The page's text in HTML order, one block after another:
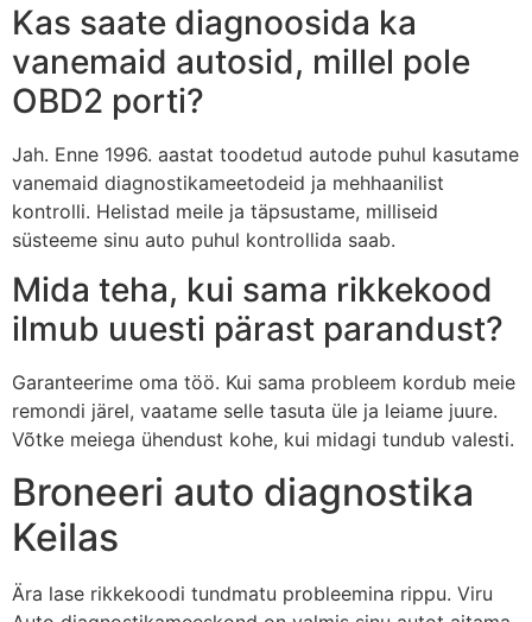
Kas saate diagnoosida ka
vanemaid autosid, millel pole
OBD2 porti?
Jah. Enne 1996. aastat toodetud autode puhul kasutame
vanemaid diagnostikameetodeid ja mehhaanilist
kontrolli. Helistad meile ja täpsustame, milliseid
süsteeme sinu auto puhul kontrollida saab.
Mida teha, kui sama rikkekood
ilmub uuesti pärast parandust?
Garanteerime oma töö. Kui sama probleem kordub meie
remondi järel, vaatame selle tasuta üle ja leiame juure.
Võtke meiega ühendust kohe, kui midagi tundub valesti.
Broneeri auto diagnostika
Keilas
Ära lase rikkekoodi tundmatu probleemina rippu. Viru